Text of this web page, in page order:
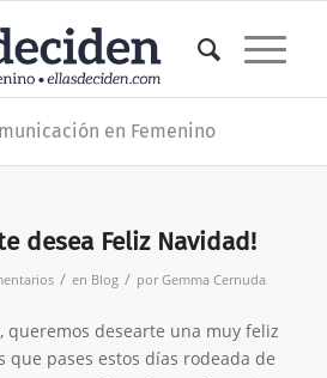
en Femenino
desea Feliz Navidad!
/ en Blog / porGemma Cernuda
queremos desearte una muy feliz
que pases estos días rodeada de